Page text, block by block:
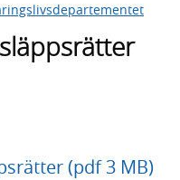
(pdf 3 MB)